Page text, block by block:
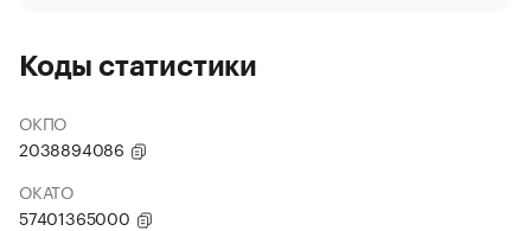
Коды статистики
ОКПО
2038894086
ОКАТО
57401365000